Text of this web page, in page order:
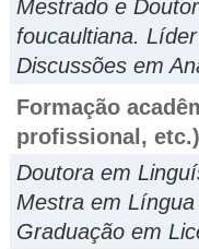
Mestrado e
foucaultiana.
Discussões em
Formação
profissional, etc.)
Doutora em
Mestra em
Graduação em